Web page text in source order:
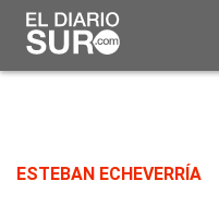
ESTEBAN ECHEVERRÍA